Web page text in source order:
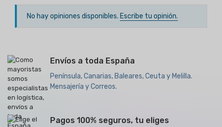
No hay opiniones disponibles. Escribe tu opinión.
Envíos a toda España
Península, Canarias, Baleares, Ceuta y Melilla.
Mensajería y Correos.
Pagos 100% seguros, tu eliges